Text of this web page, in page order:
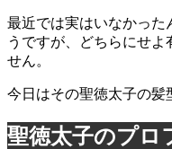
最近では実はいなかった
うですが、どちらにせよ
せん。
今日はその聖徳太子の髪
聖徳太子のプロ